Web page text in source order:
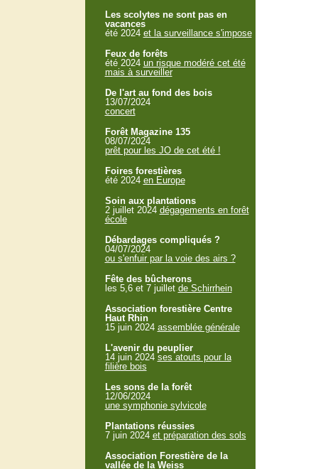
Les scolytes ne sont pas en
vacances
été 2024 et la surveillance s'impose
Feux de forêts
été 2024 un risque modéré cet été
mais à surveiller
De l'art au fond des bois
13/07/2024
concert
Forêt Magazine 135
08/07/2024
prêt pour les JO de cet été !
Foires forestières
été 2024 en Europe
Soin aux plantations
2 juillet 2024 dégagements en forêt
école
Débardages compliqués ?
04/07/2024
ou s'enfuir par la voie des airs ?
Fête des bûcherons
les 5,6 et 7 juillet de Schirrhein
Association forestière Centre
Haut Rhin
15 juin 2024 assemblée générale
L'avenir du peuplier
14 juin 2024 ses atouts pour la
filière bois
Les sons de la forêt
12/06/2024
une symphonie sylvicole
Plantations réussies
7 juin 2024 et préparation des sols
Association Forestière de la
vallée de la Weiss